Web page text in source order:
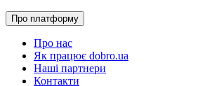
Про платформу
Про нас
Як працює dobro.ua
Наші партнери
Контакти